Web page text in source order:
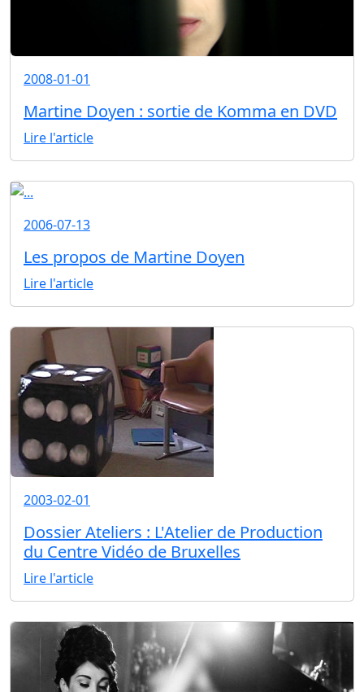
2008-01-01
Martine Doyen : sortie de Komma en DVD
Lire l'article
2006-07-13
Les propos de Martine Doyen
Lire l'article
2003-02-01
Dossier Ateliers : L'Atelier de Production
du Centre Vidéo de Bruxelles
Lire l'article